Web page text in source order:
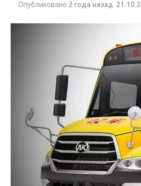
Опубликовано 2 года назад